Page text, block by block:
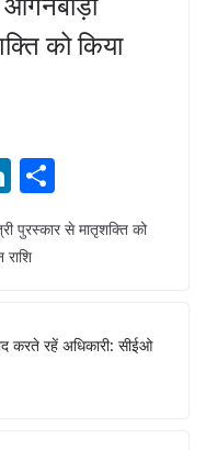
को किया
Li
n
k
n
h
ar
पुरस्कार से मातृशक्ति को
करते रहें अधिकारी: सीईओ